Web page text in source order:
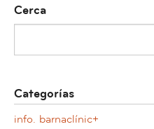
Cerca
Categorías
info. barnaclínic+